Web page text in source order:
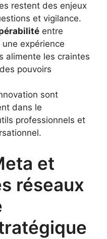
restent des enjeux
et vigilance.
entre
expérience
alimente les craintes
pouvoirs
sont
dans le
professionnels et
et
réseaux